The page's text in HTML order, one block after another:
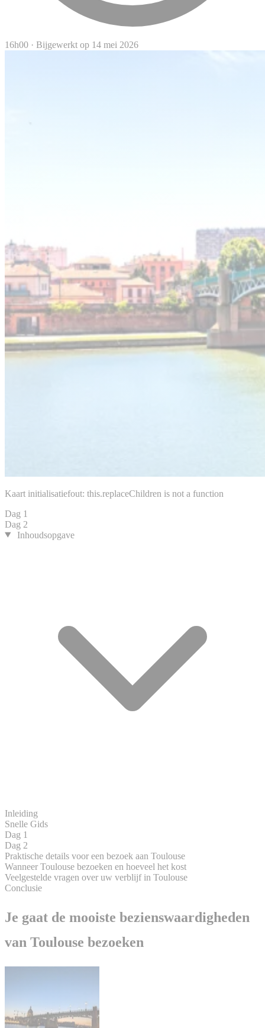
16h00 · Bijgewerkt op 14 mei 2026
Kaart initialisatiefout: this.replaceChildren is not a function
Dag 1
Dag 2
Inhoudsopgave
Inleiding
Snelle Gids
Dag 1
Dag 2
Praktische details voor een bezoek aan Toulouse
Wanneer Toulouse bezoeken en hoeveel het kost
Veelgestelde vragen over uw verblijf in Toulouse
Conclusie
Je gaat de mooiste bezienswaardigheden
van Toulouse bezoeken